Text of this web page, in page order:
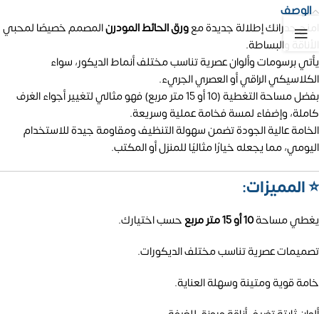
الوصف
امنح جدرانك إطلالة جديدة معورق الحائط المودرنالمصمم خصيصًا لمحبي
الأناقة والبساطة.
يأتي برسومات وألوان عصرية تناسب مختلف أنماط الديكور، سواء
الكلاسيكي الراقي أو العصري الجريء.
بفضل مساحة التغطية (10 أو 15 متر مربع) فهو مثالي لتغيير أجواء الغرف
كاملة، وإضفاء لمسة فخامة عملية وسريعة.
الخامة عالية الجودة تضمن سهولة التنظيف ومقاومة جيدة للاستخدام
اليومي، مما يجعله خيارًا مثاليًا للمنزل أو المكتب.
⭐ المميزات:
يغطي مساحة10 أو 15 متر مربع
حسب اختيارك.
تصميمات عصرية تناسب مختلف الديكورات.
خامة قوية ومتينة وسهلة العناية.